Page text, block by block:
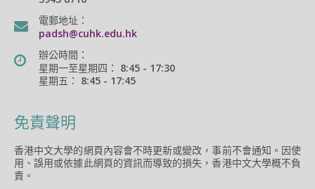
電郵地址：
padsh@cuhk.edu.hk
辦公時間：
星期一至星期四： 8:45 - 17:30
星期五： 8:45 - 17:45
免責聲明
香港中文大學的網頁內容會不時更新或變改，事前不會通知。因使
用、誤用或依據此網頁的資訊而導致的損失，香港中文大學概不負
責。